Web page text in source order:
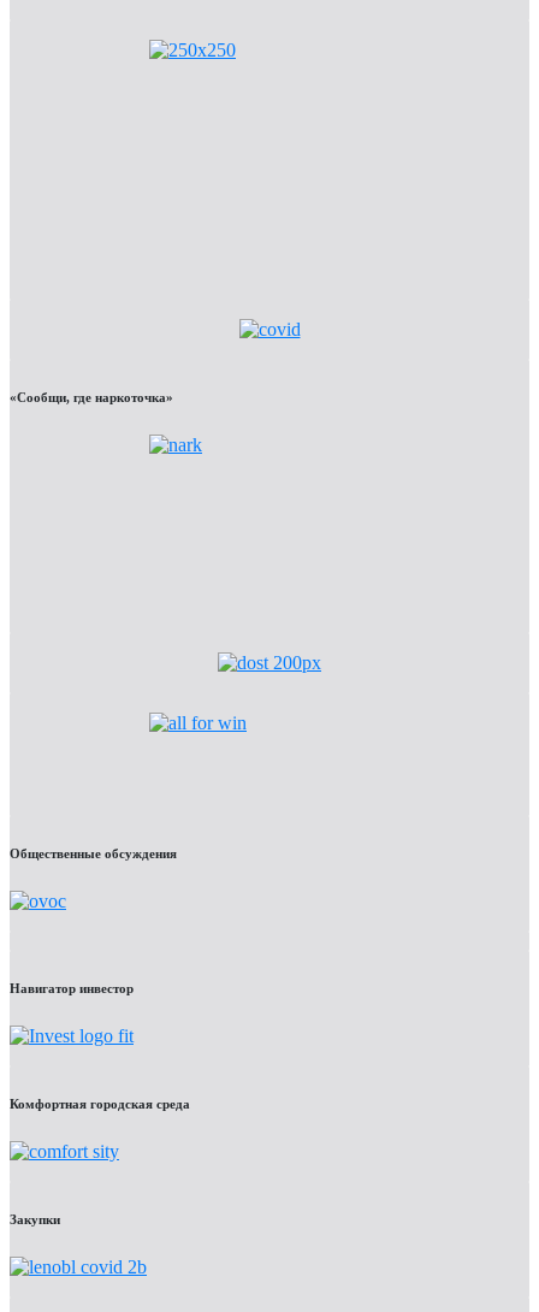
«Сообщи, где наркоточка»
Общественные обсуждения
Навигатор инвестор
Комфортная городская среда
Закупки